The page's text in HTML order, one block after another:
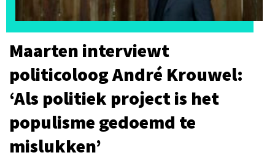
Maarten interviewt
politicoloog André Krouwel:
‘Als politiek project is het
populisme gedoemd te
mislukken’